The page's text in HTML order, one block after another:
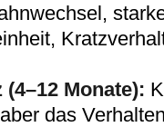
Monate):
das